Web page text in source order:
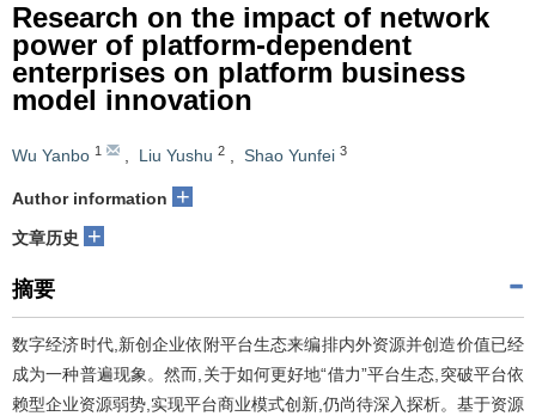
Research on the impact of network
power of platform-dependent
enterprises on platform business
model innovation
Wu Yanbo 1 Liu Yushu 2 Shao Yunfei 3
Author information +
文章历史 +
摘要
数字经济时代,新创企业依附平台生态来编排内外资源并创造价值已经
成为一种普遍现象。然而,关于如何更好地“借力”平台生态,突破平台依
赖型企业资源弱势,实现平台商业模式创新,仍尚待深入探析。基于资源